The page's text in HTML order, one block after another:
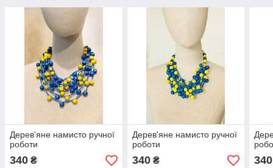
Дерев'яне намисто ручної
роботи
340 ₴
Дерев'яне намисто ручної
роботи
340₴ 340